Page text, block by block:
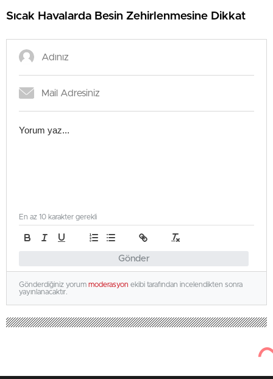
Sıcak Havalarda Besin Zehirlenmesine Dikkat
Gönder
En az 10 karakter gerekli
Gönderdiğiniz yorum moderasyon ekibi tarafından incelendikten sonra
yayınlanacaktır.